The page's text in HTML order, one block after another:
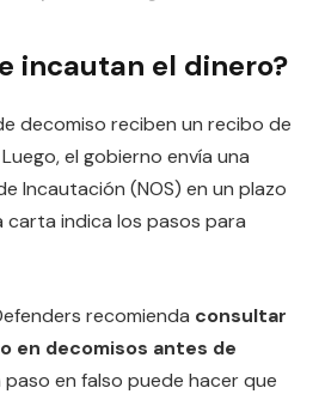
incautan el dinero?
decomiso reciben un recibo de
el gobierno envía una
Incautación (NOS) en un plazo
carta indica los pasos para
recomienda consultar
en decomisos antes de
paso en falso puede hacer que